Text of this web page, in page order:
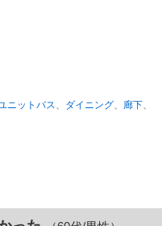
ニットバス、 ダイニング、 廊下、